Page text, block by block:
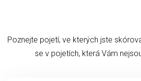
Poznejte pojetí, ve kterých jste
se v pojetích, která Vám